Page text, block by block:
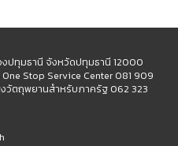
งปทุมธานี จังหวัดปทุมธานี 12000
Stop Service Center 081 909
งวัตถุพยานสำหรับภาครัฐ 062 323